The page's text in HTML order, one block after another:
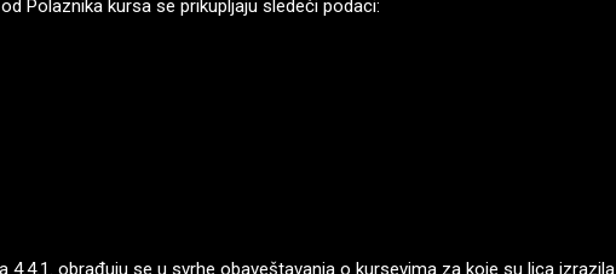
Polaznika kursa se prikupljaju sledeći podaci:
4.4.1. obrađuju se u svrhe obaveštavanja o kursevima za koje su lica izrazila